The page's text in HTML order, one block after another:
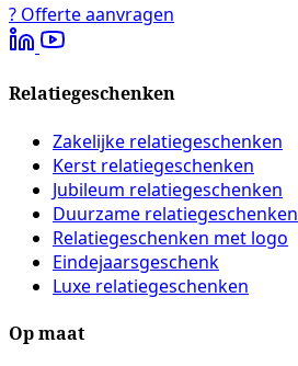
? Offerte aanvragen
Relatiegeschenken
Zakelijke relatiegeschenken
Kerst relatiegeschenken
Jubileum relatiegeschenken
Duurzame relatiegeschenken
Relatiegeschenken met logo
Eindejaarsgeschenk
Luxe relatiegeschenken
Op maat